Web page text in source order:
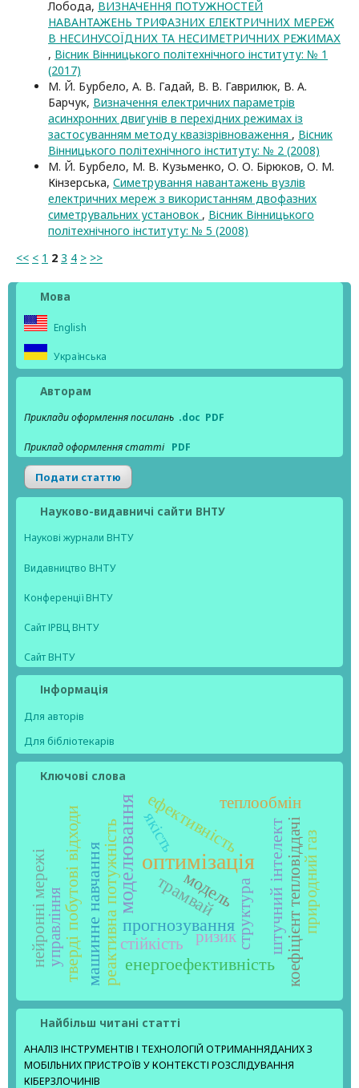
Лобода, ВИЗНАЧЕННЯ ПОТУЖНОСТЕЙ
НАВАНТАЖЕНЬ ТРИФАЗНИХ ЕЛЕКТРИЧНИХ МЕРЕЖ
В НЕСИНУСОЇДНИХ ТА НЕСИМЕТРИЧНИХ РЕЖИМАХ
, Вісник Вінницького політехнічного інституту: № 1
(2017)
М. Й. Бурбело, А. В. Гадай, В. В. Гаврилюк, В. А.
Барчук, Визначення електричних параметрів
асинхронних двигунів в перехідних режимах із
застосуванням методу квазізрівноваження , Вісник
Вінницького політехнічного інституту: № 2 (2008)
М. Й. Бурбело, М. В. Кузьменко, О. О. Бірюков, О. М.
Кінзерська, Симетрування навантажень вузлів
електричних мереж з використанням двофазних
симетрувальних установок , Вісник Вінницького
політехнічного інституту: № 5 (2008)
<< < 1 2 3 4 > >>
Мова
English
Українська
Авторам
Приклади оформлення посилань .doc PDF
Приклад оформлення статті PDF
Подати статтю
Науково-видавничі сайти ВНТУ
Наукові журнали ВНТУ
Видавництво ВНТУ
Конференції ВНТУ
Сайт ІРВЦ ВНТУ
Сайт ВНТУ
Інформація
Для авторів
Для бібліотекарів
Ключові слова
оптимізація
моделювання
реактивна потужність ефективність
машинне навчання модель
тверді побутові відходи прогнозування штучний інтелект
енергоефективність
трамвай
ризик
управління
теплообмін
структура
стійкість
якість
нейронні мережі коефіцієнт тепловіддачіприродний газ
Найбільш читані статті
АНАЛІЗ ІНСТРУМЕНТІВ І ТЕХНОЛОГІЙ ОТРИМАННЯДАНИХ З
МОБІЛЬНИХ ПРИСТРОЇВ У КОНТЕКСТІ РОЗСЛІДУВАННЯ
КІБЕРЗЛОЧИНІВ